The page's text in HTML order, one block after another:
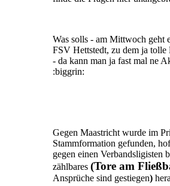
Was solls - am Mittwoch geht
FSV Hettstedt, zu dem ja tolle
- da kann man ja fast mal ne
:biggrin:
Gegen Maastricht wurde im
Stammformation gefunden,
gegen einen Verbandsligisten
zählbares (Tore am
Ansprüche sind gestiegen)